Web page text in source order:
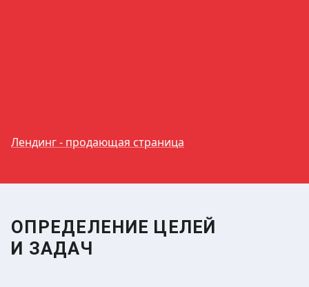
Лендинг - продающая страница
ОПРЕДЕЛЕНИЕ ЦЕЛЕЙ
И ЗАДАЧ